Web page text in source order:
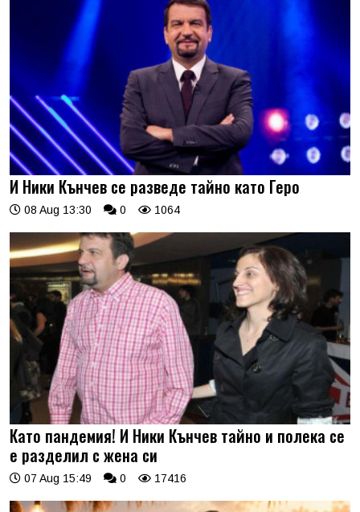
И Ники Кънчев се разведе тайно като Геро
08 Aug 13:30 0 1064
Като пандемия! И Ники Кънчев тайно и полека се
е разделил с жена си
07 Aug 15:49 0 17416